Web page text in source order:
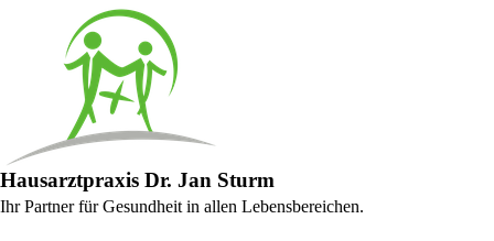
Hausarztpraxis Dr. Jan Sturm
Ihr Partner für Gesundheit in allen Lebensbereichen.